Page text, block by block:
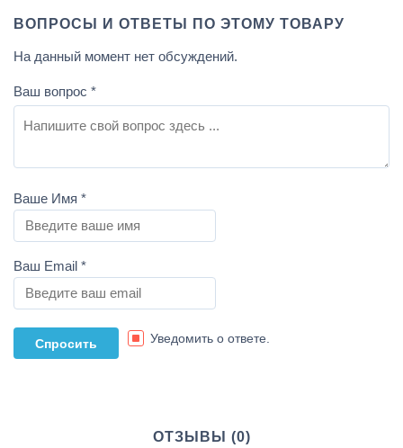
ВОПРОСЫ И ОТВЕТЫ ПО ЭТОМУ ТОВАРУ
На данный момент нет обсуждений.
Ваш вопрос *
Ваше Имя *
Ваш Email *
Уведомить о ответе.